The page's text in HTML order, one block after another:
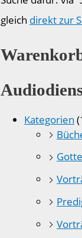
gleich direkt zur
Kategorien